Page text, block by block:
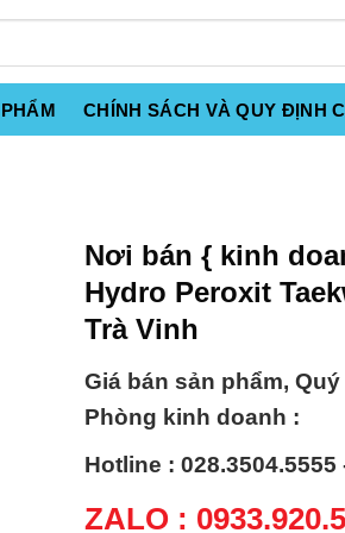
CHÍNH SÁCH VÀ QUY ĐỊNH
Nơi bán { kinh
Hydro Peroxit
Trà Vinh
Giá bán sản phẩm,
Phòng kinh doanh :
Hotline : 028.3504.5555
ZALO :